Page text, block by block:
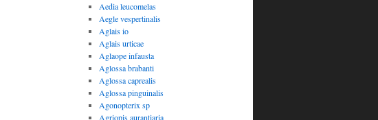
Aedia leucomelas
Aegle vespertinalis
Aglais io
Aglais urticae
Aglaope infausta
Aglossa brabanti
Aglossa caprealis
Aglossa pinguinalis
Agonopterix sp
Agriopis aurantiaria